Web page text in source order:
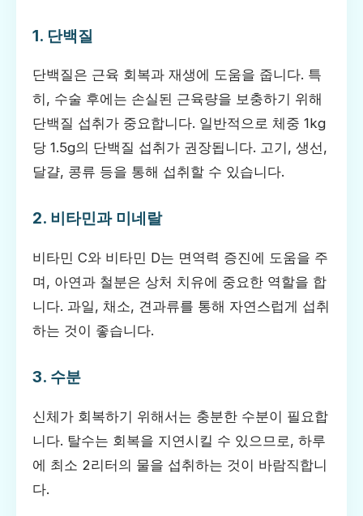
1. 단백질
단백질은 근육 회복과 재생에 도움을 줍니다. 특
히, 수술 후에는 손실된 근육량을 보충하기 위해
단백질 섭취가 중요합니다. 일반적으로 체중 1kg
당 1.5g의 단백질 섭취가 권장됩니다. 고기, 생선,
달걀, 콩류 등을 통해 섭취할 수 있습니다.
2. 비타민과 미네랄
비타민 C와 비타민 D는 면역력 증진에 도움을 주
며, 아연과 철분은 상처 치유에 중요한 역할을 합
니다. 과일, 채소, 견과류를 통해 자연스럽게 섭취
하는 것이 좋습니다.
3. 수분
신체가 회복하기 위해서는 충분한 수분이 필요합
니다. 탈수는 회복을 지연시킬 수 있으므로, 하루
에 최소 2리터의 물을 섭취하는 것이 바람직합니
다.